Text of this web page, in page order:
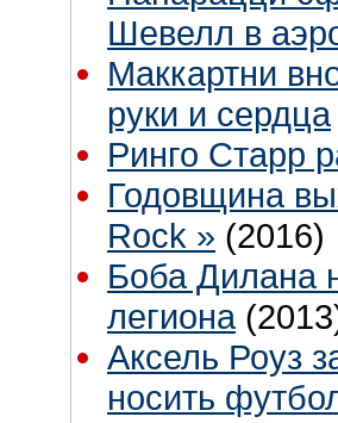
Шевелл в
Маккартни
руки и сердца
Ринго Старр
Годовщина
Rock » (2016)
Боба Дилана
легиона
Аксель Роуз
носить